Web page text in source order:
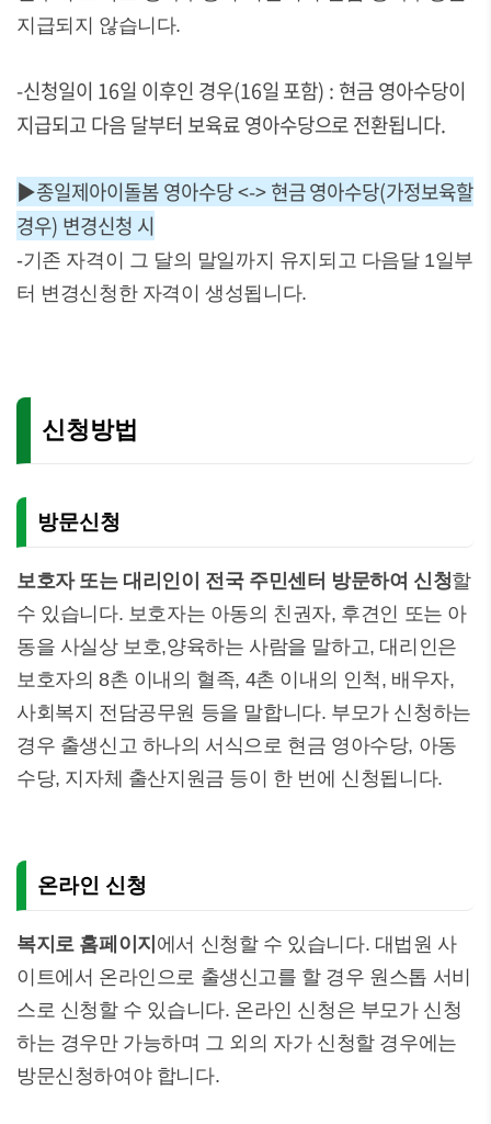
지급되지 않습니다.
-신청일이 16일 이후인 경우(16일 포함) : 현금 영아수당이
지급되고 다음 달부터 보육료 영아수당으로 전환됩니다.
▶종일제아이돌봄 영아수당 <-> 현금 영아수당(가정보육할
경우) 변경신청 시
-기존 자격이 그 달의 말일까지 유지되고 다음달 1일부
터 변경신청한 자격이 생성됩니다.
신청방법
방문신청
보호자 또는 대리인이 전국 주민센터 방문하여 신청할
수 있습니다. 보호자는 아동의 친권자, 후견인 또는 아
동을 사실상 보호,양육하는 사람을 말하고, 대리인은
보호자의 8촌 이내의 혈족, 4촌 이내의 인척, 배우자,
사회복지 전담공무원 등을 말합니다. 부모가 신청하는
경우 출생신고 하나의 서식으로 현금 영아수당, 아동
수당, 지자체 출산지원금 등이 한 번에 신청됩니다.
온라인 신청
복지로 홈페이지 에서 신청할 수 있습니다. 대법원 사
이트에서 온라인으로 출생신고를 할 경우 원스톱 서비
스로 신청할 수 있습니다. 온라인 신청은 부모가 신청
하는 경우만 가능하며 그 외의 자가 신청할 경우에는
방문신청하여야 합니다.